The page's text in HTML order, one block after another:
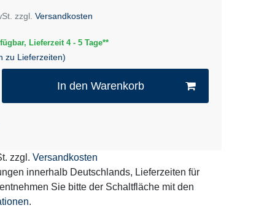
zzgl. Versandkosten
Lieferzeit 4 - 5 Tage**
zu Lieferzeiten)
In den Warenkorb
zzgl. Versandkosten
innerhalb Deutschlands, Lieferzeiten für
Sie bitte der Schaltfläche mit den
.